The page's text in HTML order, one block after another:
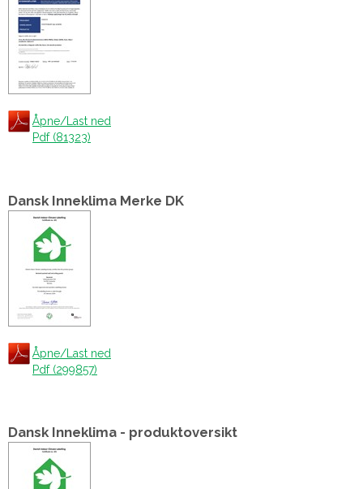
Åpne/Last ned
Pdf (81323)
Dansk Inneklima Merke DK
Åpne/Last ned
Pdf (299857)
Dansk Inneklima - produktoversikt